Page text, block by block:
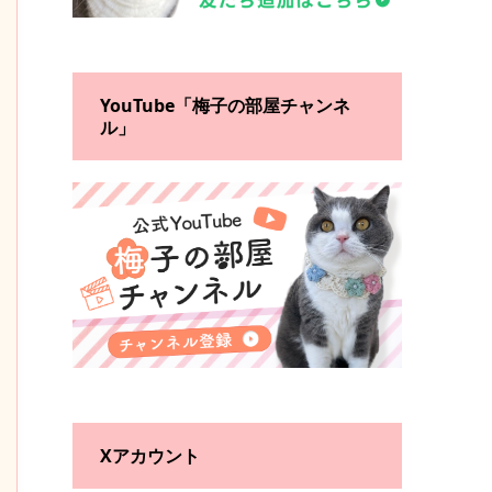
YouTube「梅子の部屋チャンネ
ル」
Xアカウント